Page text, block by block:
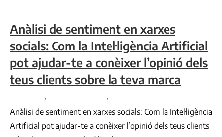
Anàlisi de sentiment en xarxes
socials: Com la Intel·ligència Artificial
pot ajudar-te a conèixer l’opinió dels
teus clients sobre la teva marca
Anàlisi de sentiment en xarxes socials: Com la Intel·ligència
Artificial pot ajudar-te a conèixer l’opinió dels teus clients